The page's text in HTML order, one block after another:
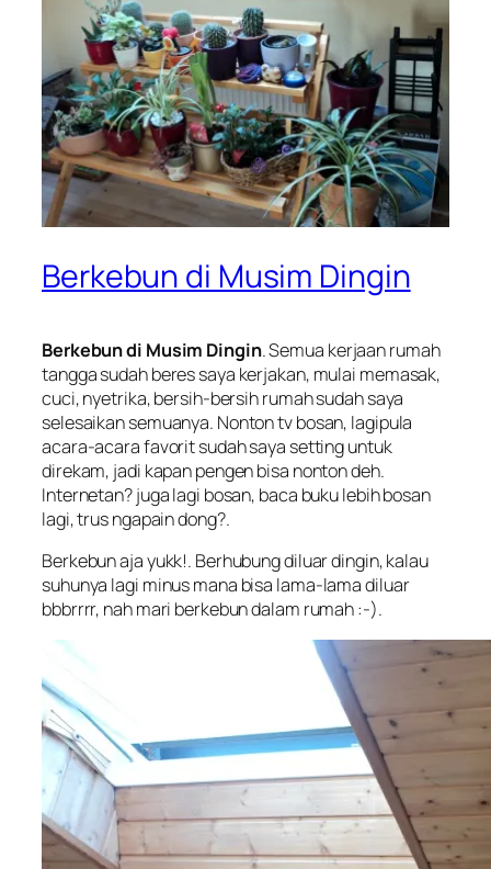
Berkebun di Musim Dingin
Berkebun di Musim Dingin. Semua kerjaan rumah
tangga sudah beres saya kerjakan, mulai memasak,
cuci, nyetrika, bersih-bersih rumah sudah saya
selesaikan semuanya. Nonton tv bosan, lagipula
acara-acara favorit sudah saya setting untuk
direkam, jadi kapan pengen bisa nonton deh.
Internetan? juga lagi bosan, baca buku lebih bosan
lagi, trus ngapain dong?.
Berkebun aja yukk!. Berhubung diluar dingin, kalau
suhunya lagi minus mana bisa lama-lama diluar
bbbrrrr, nah mari berkebun dalam rumah :-).